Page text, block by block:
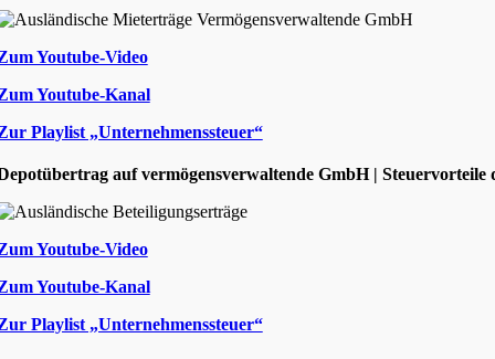
Youtube-Video
Youtube-Kanal
Playlist „Unternehmenssteuer“
auf vermögensverwaltende GmbH |
Youtube-Video
Youtube-Kanal
Playlist „Unternehmenssteuer“